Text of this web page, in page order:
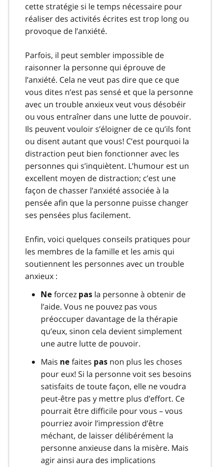
cette stratégie si le temps nécessaire pour
réaliser des activités écrites est trop long ou
provoque de l’anxiété.
Parfois, il peut sembler impossible de
raisonner la personne qui éprouve de
l’anxiété. Cela ne veut pas dire que ce que
vous dites n’est pas sensé et que la personne
avec un trouble anxieux veut vous désobéir
ou vous entraîner dans une lutte de pouvoir.
Ils peuvent vouloir s’éloigner de ce qu’ils font
ou disent autant que vous! C’est pourquoi la
distraction peut bien fonctionner avec les
personnes qui s’inquiètent. L’humour est un
excellent moyen de distraction; c’est une
façon de chasser l’anxiété associée à la
pensée afin que la personne puisse changer
ses pensées plus facilement.
Enfin, voici quelques conseils pratiques pour
les membres de la famille et les amis qui
soutiennent les personnes avec un trouble
anxieux :
Ne forcez pas la personne à obtenir de
l’aide. Vous ne pouvez pas vous
préoccuper davantage de la thérapie
qu’eux, sinon cela devient simplement
une autre lutte de pouvoir.
Mais ne faites pas non plus les choses
pour eux! Si la personne voit ses besoins
satisfaits de toute façon, elle ne voudra
peut-être pas y mettre plus d’effort. Ce
pourrait être difficile pour vous – vous
pourriez avoir l’impression d’être
méchant, de laisser délibérément la
personne anxieuse dans la misère. Mais
agir ainsi aura des implications